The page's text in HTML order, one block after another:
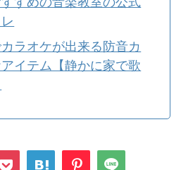
ラオケが出来る防音カ
イテム【静かに家で歌